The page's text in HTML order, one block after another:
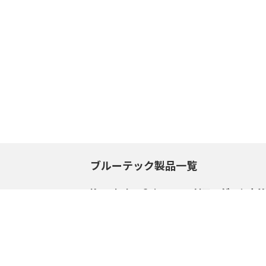
ブルーテック製品一覧
Knowledge Suite+ AIエージェントX